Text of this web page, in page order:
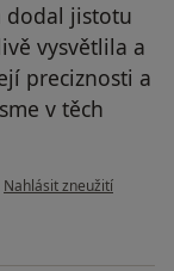
dodal jistotu
vysvětlila a
preciznosti a
v těch
podle názoru uživatele
Nahlásit zneužití